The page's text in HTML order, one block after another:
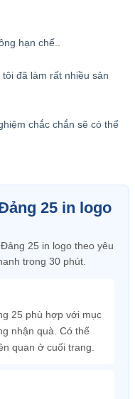
hạn chế..
đã làm rất nhiều sản
chắc chắn sẽ có thể
25 in logo
25 in logo theo yêu
trong 30 phút.
25 phù hợp với mục
nhận quà. Có thể
quan ở cuối trang.